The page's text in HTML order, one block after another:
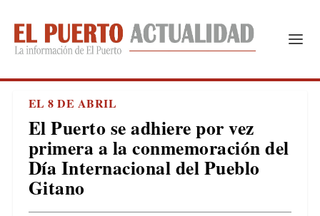
EL 8 DE ABRIL
El Puerto se adhiere por vez
primera a la conmemoración del
Día Internacional del Pueblo
Gitano